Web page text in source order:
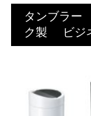
タンブラー
ク製
ビジ